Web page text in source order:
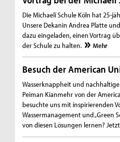
Die Michaeli Schule Köln hat 25-
Unsere Dekanin Andrea Platte
dazu eingeladen, einen Vortrag
der Schule zu halten.
Mehr
Besuch der American
Wasserknappheit und
Peiman Kianmehr von der
besuchte uns mit inspirierenden
Wassermanagement und „Green
von diesen Lösungen lernen?